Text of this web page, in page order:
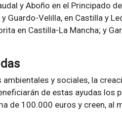
y Aboño en el Principado
Guardo-Velilla, en Castilla y
en Castilla-La Mancha; y
y sociales, la
de estas ayudas los
de 100.000 euros y creen, al